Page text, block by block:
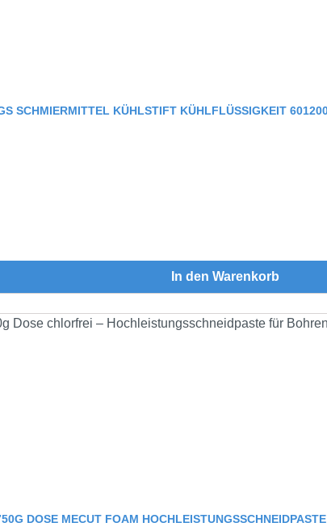
SCHMIERMITTEL KÜHLSTIFT KÜHLFLÜSSIGKEIT
In den Warenkorb
DOSE MECUT FOAM